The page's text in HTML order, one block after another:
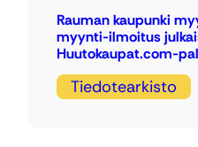
Rauman kaupunki
myynti-ilmoitus
Huutokaupat.com-
Tiedotearkisto